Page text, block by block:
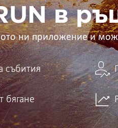
в
ни приложение и
събития
бягане